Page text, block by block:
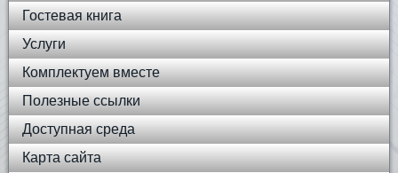
Гостевая книга
Услуги
Комплектуем вместе
Полезные ссылки
Доступная среда
Карта сайта